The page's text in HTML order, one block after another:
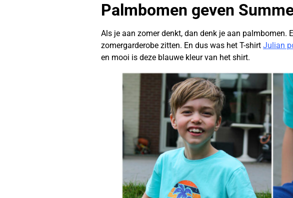
Palmbomen geven
Als je aan zomer denkt, dan denk je aan
zomergarderobe zitten. En dus was het T-shirt Julian
en mooi is deze blauwe kleur van het shirt.